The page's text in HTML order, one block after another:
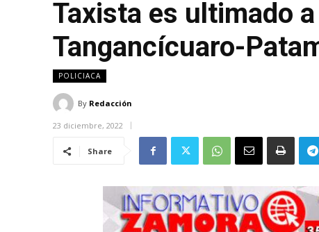
Taxista es ultimado
Tangancícuaro-
POLICIACA
By Redacción
23 diciembre, 2022
Share